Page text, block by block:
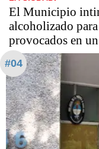
El Municipio
alcoholizado
provocados en
#04